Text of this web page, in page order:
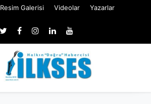
Resim Galerisi Videolar Yazarlar